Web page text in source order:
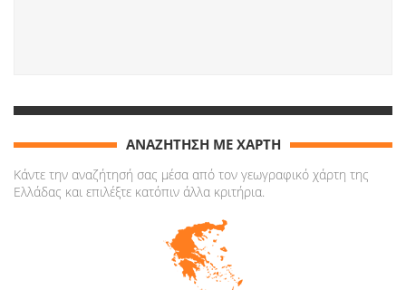
ΑΝΑΖΗΤΗΣΗ ΜΕ ΧΑΡΤΗ
Κάντε την αναζήτησή σας μέσα από τον γεωγραφικό χάρτη της
Ελλάδας και επιλέξτε κατόπιν άλλα κριτήρια.